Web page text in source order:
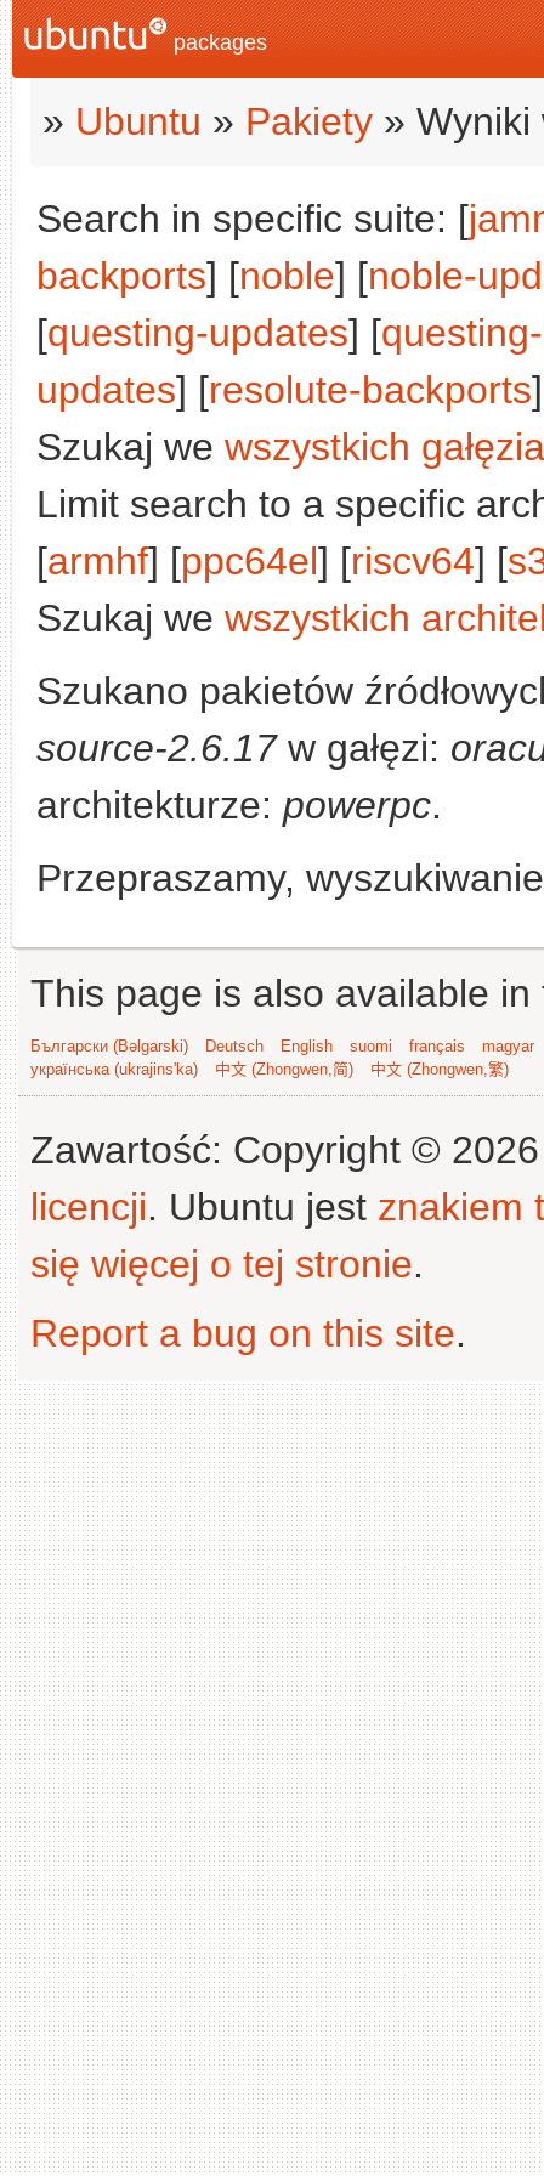
packages
» Ubuntu » Pakiety » Wyniki
Search in specific suite: [
backports] [noble] [noble-
[questing-updates] [
updates] [resolute-backports
Szukaj we wszystkich
Limit search to a specific
[armhf] [ppc64el] [riscv64] [
Szukaj we wszystkich
Szukano pakietów
source-2.6.17w gałęzi:
architekturze: powerpc.
Przepraszamy,
This page is also available
Български (Bəlgarski) Deutsch English suomi français
magyar
українська (ukrajins'ka)
中文 (Zhongwen,简) 中文 (Zhongwen,繁)
Zawartość: Copyright ©
licencji. Ubuntu jest znakiem
się więcej o tej stronie.
Report a bug on this site.